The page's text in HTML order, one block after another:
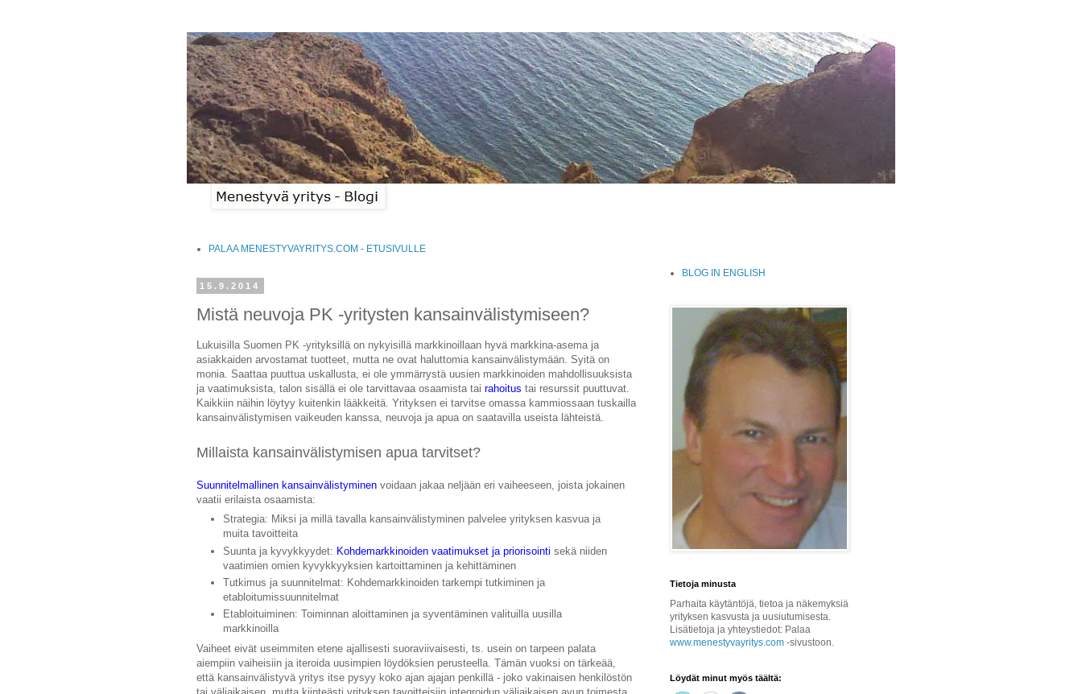
PALAA MENESTYVAYRITYS.COM - ETUSIVULLE
15.9.2014
Mistä neuvoja PK -yritysten kansainvälistymiseen?
Lukuisilla Suomen PK -yrityksillä on nykyisillä markkinoillaan hyvä markkina-asema ja
asiakkaiden arvostamat tuotteet, mutta ne ovat haluttomia kansainvälistymään. Syitä on
monia. Saattaa puuttua uskallusta, ei ole ymmärrystä uusien markkinoiden mahdollisuuksista
ja vaatimuksista, talon sisällä ei ole tarvittavaa osaamista tai rahoitus tai resurssit puuttuvat.
Kaikkiin näihin löytyy kuitenkin lääkkeitä. Yrityksen ei tarvitse omassa kammiossaan tuskailla
kansainvälistymisen vaikeuden kanssa, neuvoja ja apua on saatavilla useista lähteistä.
Millaista kansainvälistymisen apua tarvitset?
Suunnitelmallinen kansainvälistyminen voidaan jakaa neljään eri vaiheeseen, joista jokainen
vaatii erilaista osaamista:
Strategia: Miksi ja millä tavalla kansainvälistyminen palvelee yrityksen kasvua ja
muita tavoitteita
Suunta ja kyvykkyydet: Kohdemarkkinoiden vaatimukset ja priorisointi sekä niiden
vaatimien omien kyvykkyyksien kartoittaminen ja kehittäminen
Tutkimus ja suunnitelmat: Kohdemarkkinoiden tarkempi tutkiminen ja
etabloitumissuunnitelmat
Etabloituiminen: Toiminnan aloittaminen ja syventäminen valituilla uusilla
markkinoilla
Vaiheet eivät useimmiten etene ajallisesti suoraviivaisesti, ts. usein on tarpeen palata
aiempiin vaiheisiin ja iteroida uusimpien löydöksien perusteella. Tämän vuoksi on tärkeää,
että kansainvälistyvä yritys itse pysyy koko ajan ajajan penkillä - joko vakinaisen henkilöstön
BLOG IN ENGLISH
Tietoja minusta
Parhaita käytäntöjä, tietoa ja näkemyksiä
yrityksen kasvusta ja uusiutumisesta.
Lisätietoja ja yhteystiedot: Palaa
www.menestyvayritys.com -sivustoon.
Löydät minut myös täältä: